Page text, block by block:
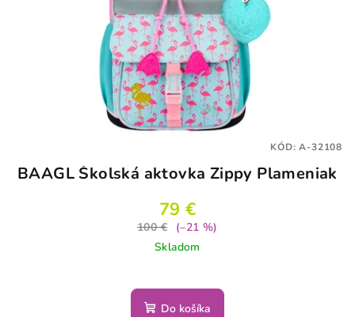
BAAGL Školská aktovka Zippy Plameniak
79 €
100 €
(–21 %)
Skladom
Do košíka
KÓD:A-32108